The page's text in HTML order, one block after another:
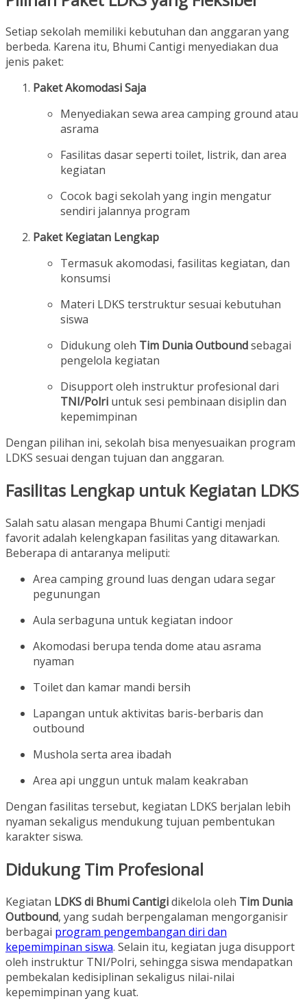
Setiap sekolah memiliki kebutuhan dan anggaran yang
berbeda. Karena itu, Bhumi Cantigi menyediakan dua
jenis paket:
Paket Akomodasi Saja
Menyediakan sewa area camping ground atau
asrama
Fasilitas dasar seperti toilet, listrik, dan area
kegiatan
Cocok bagi sekolah yang ingin mengatur
sendiri jalannya program
Paket Kegiatan Lengkap
Termasuk akomodasi, fasilitas kegiatan, dan
konsumsi
Materi LDKS terstruktur sesuai kebutuhan
siswa
Didukung oleh Tim Dunia Outboundsebagai
pengelola kegiatan
Disupport oleh instruktur profesional dari
TNI/Polri untuk sesi pembinaan disiplin dan
kepemimpinan
Dengan pilihan ini, sekolah bisa menyesuaikan program
LDKS sesuai dengan tujuan dan anggaran.
Fasilitas Lengkap untuk Kegiatan LDKS
Salah satu alasan mengapa Bhumi Cantigi menjadi
favorit adalah kelengkapan fasilitas yang ditawarkan.
Beberapa di antaranya meliputi:
Area camping ground luas dengan udara segar
pegunungan
Aula serbaguna untuk kegiatan indoor
Akomodasi berupa tenda dome atau asrama
nyaman
Toilet dan kamar mandi bersih
Lapangan untuk aktivitas baris-berbaris dan
outbound
Mushola serta area ibadah
Area api unggun untuk malam keakraban
Dengan fasilitas tersebut, kegiatan LDKS berjalan lebih
nyaman sekaligus mendukung tujuan pembentukan
karakter siswa.
Didukung Tim Profesional
Kegiatan LDKS di Bhumi Cantigidikelola oleh Tim Dunia
Outbound, yang sudah berpengalaman mengorganisir
berbagai program pengembangan diri dan
kepemimpinan siswa. Selain itu, kegiatan juga disupport
oleh instruktur TNI/Polri, sehingga siswa mendapatkan
pembekalan kedisiplinan sekaligus nilai-nilai
kepemimpinan yang kuat.